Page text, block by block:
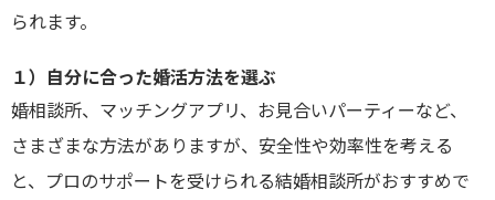
られます。
１）自分に合った婚活方法を選ぶ
婚相談所、マッチングアプリ、お見合いパーティーなど、
さまざまな方法がありますが、安全性や効率性を考える
と、プロのサポートを受けられる結婚相談所がおすすめで